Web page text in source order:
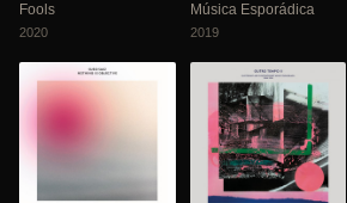
Fools
2020
Música Esporádica
2019